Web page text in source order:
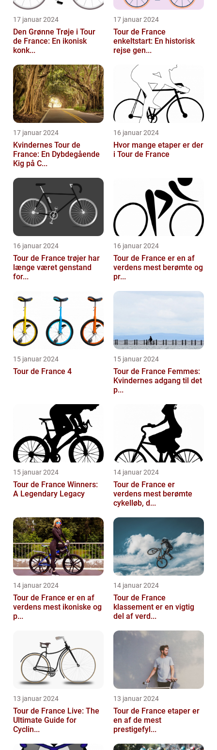
17 januar 2024
Den Grønne Trøje i Tour
de France: En ikonisk
konk...
17 januar 2024
Tour de France
enkeltstart: En historisk
rejse gen...
17 januar 2024
Kvindernes Tour de
France: En Dybdegående
Kig på C...
16 januar 2024
Hvor mange etaper er der
i Tour de France
16 januar 2024
Tour de France trøjer har
længe været genstand
for...
16 januar 2024
Tour de France er en af
verdens mest berømte og
pr...
15 januar 2024
Tour de France 4
15 januar 2024
Tour de France Femmes:
Kvindernes adgang til det
p...
15 januar 2024
Tour de France Winners:
A Legendary Legacy
14 januar 2024
Tour de France er
verdens mest berømte
cykelløb, d...
14 januar 2024
Tour de France er en af
verdens mest ikoniske og
p...
14 januar 2024
Tour de France
klassement er en vigtig
del af verd...
13 januar 2024
Tour de France Live: The
Ultimate Guide for
Cyclin...
13 januar 2024
Tour de France etaper er
en af de mest
prestigefyl...